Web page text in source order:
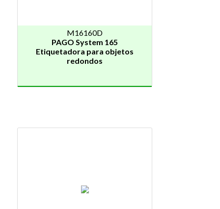
M16160D
PAGO System 165
Etiquetadora para objetos
redondos